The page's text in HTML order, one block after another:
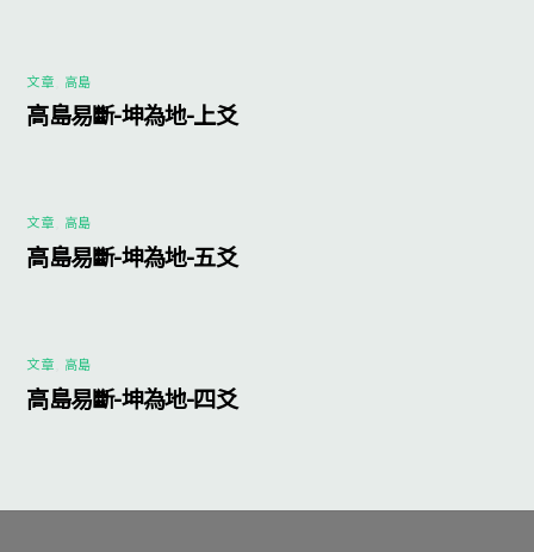
文章 高島
高島易斷-坤為地-上爻
文章 高島
高島易斷-坤為地-五爻
文章 高島
高島易斷-坤為地-四爻